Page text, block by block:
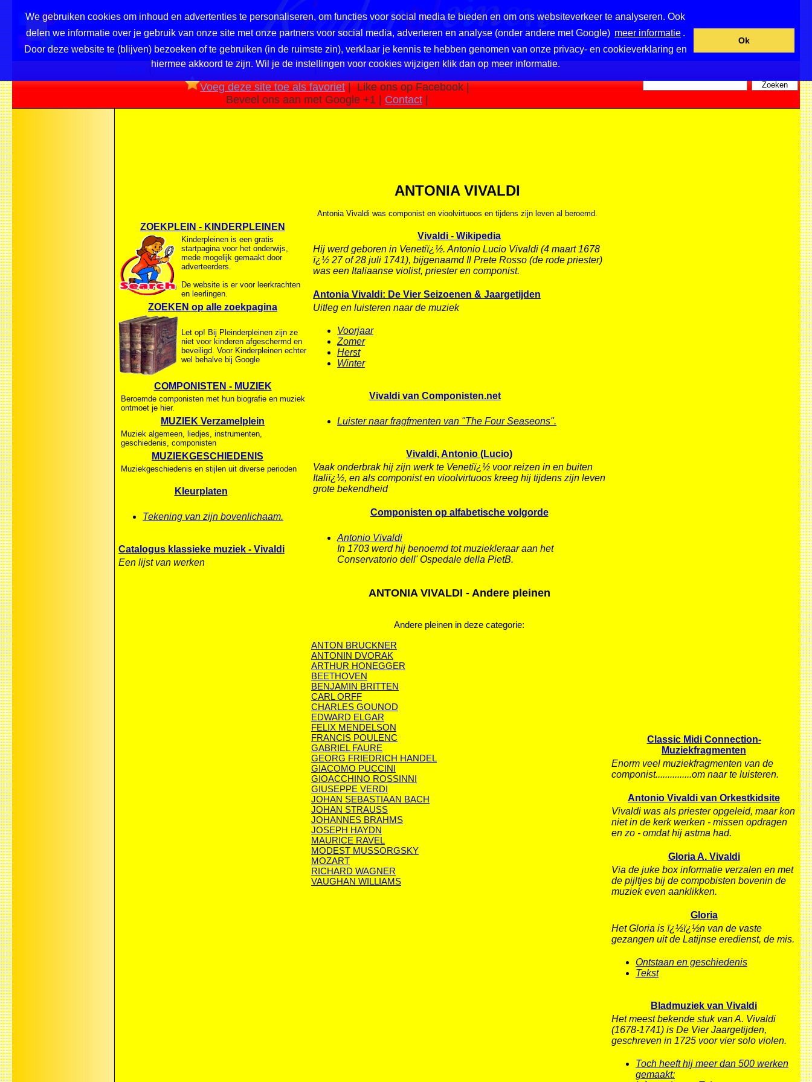
We gebruiken cookies om inhoud en advertenties te personaliseren, om functies voor social media te bieden en om ons websiteverkeer te analyseren. Ook
delen we informatie over je gebruik van onze site met onze partners voor social media, adverteren en analyse (onder andere met Google) meer informatie .
Door deze website te (blijven) bezoeken of te gebruiken (in de ruimste zin), verklaar je kennis te hebben genomen van onze privacy- en cookieverklaring en
hiermee akkoord te zijn. Wil je de instellingen voor cookies wijzigen klik dan op meer informatie.
Ok
|Overzicht onderwerpen / pleinen|Privacy en cookiebeleid|Website suggestie?
Voeg deze site toe als favoriet|Like ons op Facebook |
Beveel ons aan met Google +1 | Contact
ANTONIA VIVALDI
Antonia Vivaldi was componist en vioolvirtuoos en tijdens zijn leven al beroemd.
ZOEKPLEIN - KINDERPLEINEN
Kinderpleinen is een gratis
startpagina voor het onderwijs,
mede mogelijk gemaakt door
adverteerders.
De website is er voor leerkrachten
en leerlingen.
ZOEKEN op alle zoekpagina
Let op! Bij Pleinderpleinen zijn ze
niet voor kinderen afgeschermd en
beveiligd. Voor Kinderpleinen echter
wel behalve bij Google
COMPONISTEN - MUZIEK
Beroemde componisten met hun biografie en muziek
ontmoet je hier.
MUZIEK Verzamelplein
Muziek algemeen, liedjes, instrumenten,
geschiedenis, componisten
MUZIEKGESCHIEDENIS
Muziekgeschiedenis en stijlen uit diverse perioden
Kleurplaten
Tekening van zijn bovenlichaam.
Catalogus klassieke muziek - Vivaldi
Een lijst van werken
Vivaldi - Wikipedia
Hij werd geboren in Venetiï¿½. Antonio Lucio Vivaldi (4 maart 1678
ï¿½ 27 of 28 juli 1741), bijgenaamd Il Prete Rosso (de rode priester)
was een Italiaanse violist, priester en componist.
Antonia Vivaldi: De Vier Seizoenen & Jaargetijden
Uitleg en luisteren naar de muziek
Voorjaar
Zomer
Herst
Winter
Vivaldi van Componisten.net
Luister naar fragfmenten van "The Four Seaseons".
Vivaldi, Antonio (Lucio)
Vaak onderbrak hij zijn werk te Venetiï¿½ voor reizen in en buiten
Italiï¿½, en als componist en vioolvirtuoos kreeg hij tijdens zijn leven
grote bekendheid
Componisten op alfabetische volgorde
Antonio Vivaldi
In 1703 werd hij benoemd tot muziekleraar aan het
Conservatorio dell' Ospedale della PietB.
ANTONIA VIVALDI - Andere pleinen
Andere pleinen in deze categorie:
ANTON BRUCKNER
ANTONIN DVORAK
ARTHUR HONEGGER
BEETHOVEN
BENJAMIN BRITTEN
CARL ORFF
CHARLES GOUNOD
EDWARD ELGAR
FELIX MENDELSON
FRANCIS POULENC
GABRIEL FAURE
GEORG FRIEDRICH HANDEL
GIACOMO PUCCINI
GIOACCHINO ROSSINNI
GIUSEPPE VERDI
JOHAN SEBASTIAAN BACH
JOHAN STRAUSS
JOHANNES BRAHMS
JOSEPH HAYDN
MAURICE RAVEL
MODEST MUSSORGSKY
MOZART
RICHARD WAGNER
VAUGHAN WILLIAMS
Classic Midi Connection-
Muziekfragmenten
Enorm veel muziekfragmenten van de
componist...............om naar te luisteren.
Antonio Vivaldi van Orkestkidsite
Vivaldi was als priester opgeleid, maar kon
niet in de kerk werken - missen opdragen
en zo - omdat hij astma had.
Gloria A. Vivaldi
Via de juke box informatie verzalen en met
de pijltjes bij de compobisten bovenin de
muziek even aanklikken.
Gloria
Het Gloria is ï¿½ï¿½n van de vaste
gezangen uit de Latijnse eredienst, de mis.
Ontstaan en geschiedenis
Tekst
Bladmuziek van Vivaldi
Het meest bekende stuk van A. Vivaldi
(1678-1741) is De Vier Jaargetijden,
geschreven in 1725 voor vier solo violen.
Toch heeft hij meer dan 500 werken
gemaakt: